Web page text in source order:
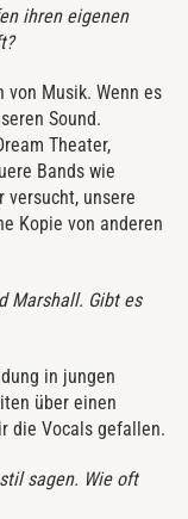
ihren eigenen
Musik. Wenn es
Sound.
Theater,
Bands wie
versucht, unsere
Kopie von anderen
Marshall. Gibt es
in jungen
über einen
die Vocals gefallen.
sagen. Wie oft